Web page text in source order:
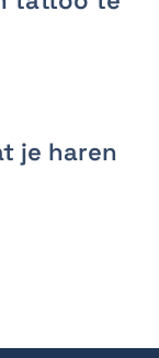
je haren